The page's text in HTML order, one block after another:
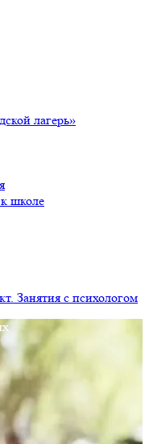
лагерь»
школе
Занятия с психологом